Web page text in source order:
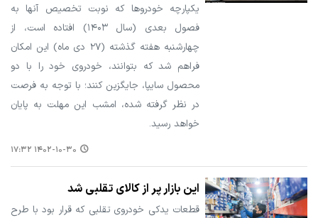
یکپارچه خودروها که نوبت تخصیص آنها به
فصول بعدی (سال ۱۴۰۳) افتاده است، از
چهارشنبه هفته گذشته (۲۷ دی ماه) این امکان
فراهم شد که بتوانند، خودروی خود را با دو
محصول سایپا، جایگزین کنند؛ با توجه به فرصت
در نظر گرفته شده، امشب این مهلت به پایان
خواهد رسید.
۱۴۰۲-۱۰-۳۰ ۱۷:۳۲
این بازار پر از کالای تقلبی شد
قطعات یدکی خودروی تقلبی که قرار بود با طرح